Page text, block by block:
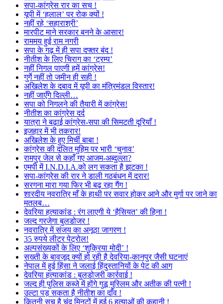
सपा-कांग्रेस रार का सच !
यूपी में ‘हलाल’ पर रोक क्यों !
नहीं रहे ‘सहाराश्री’
मारपीट माने सरकार बनने के आसार!
राममय हुई राम नगरी
सपा के गढ़ में ही सपा दफ्तर बंद !
नीतीश के लिए चिराग का ‘ट्रम्प’
नहीं निगल पाएगी हमें कांग्रेस!
गुर्गे नहीं तो जमीन ही सही !
अखिलेश के दबाव में यूपी का मंत्रिमंडल विस्तार!
नहीं जाएँगे दिल्ली…
सपा को निगलने की तैयारी में कांग्रेस!
नीतीश का कांग्रेस दर्द
यात्रा ने बढ़ाई कांग्रेस-सपा की सिमटती दूरियाँ !
इजहार में भी तकरार!
अखिलेश के हुए मिर्ची बाबा !
कांग्रेस की दलित मुहिम पर भारी ‘चुनाव’
रामपुर जेल से कहाँ गए आजम-अब्दुल्ला?
एमपी में I.N.D.I.A.को लग सकता है झटका !
सपा-कांग्रेस की रार ने डाली गठबंधन में दरार!
सरगना मारा गया फिर भी बढ़ रहा गैंग !
शारदीय नवरात्रि माँ के हाथी पर सवार होकर आने और मुर्गा पर जाने का
मतलब…
देवरिया हत्याकांड : रंग लाएगी ये ‘हैसियत’ की हिना !
जल्द गरजेगा बुलडोजर !
नवरात्रि में संजय का अनूठा जागरण !
35 रुपये लीटर पेट्रोल!
अल्पसंख्यकों के लिए ‘शुक्रिया मोदी’ !
सख्ती के बावजूद क्यों हो रही है देवरिया-कानपुर जैसी घटनाएं
नेपाल में हुई हिंसा ने जलाई हिंदुस्तानियों के पेट की आग
देवरिया हत्याकांड : बुलडोजरी कार्रवाई !
जल्द ही पुलिस कब्जे में होंगे गुडू मुस्लिम और अतीक की पत्नी !
उल्टा पड़ सकता है नीतीश का दाँव !
कितनी सच है चंद मिनटों में हुई 6 हत्याओं की कहानी !